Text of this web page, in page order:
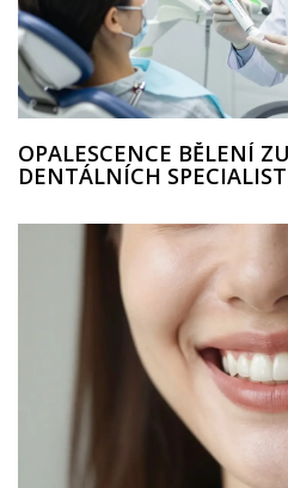
OPALESCENCE BĚLENÍ
DENTÁLNÍCH